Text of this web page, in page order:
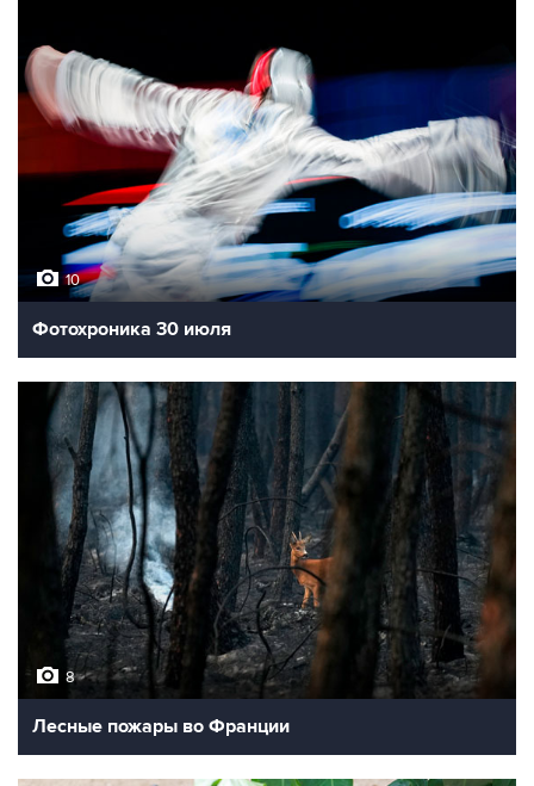
10
Фотохроника 30 июля
8
Лесные пожары во Франции